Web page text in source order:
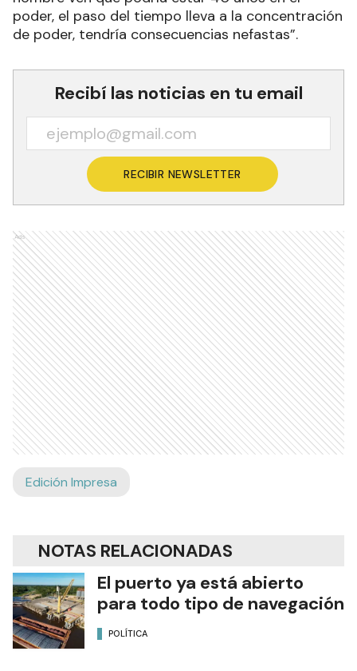
poder, el paso del tiempo lleva a la concentración
de poder, tendría consecuencias nefastas”.
Recibí las noticias en tu email
RECIBIR NEWSLETTER
Ads
Edición Impresa
NOTAS RELACIONADAS
El puerto ya está abierto
para todo tipo de navegación
POLÍTICA